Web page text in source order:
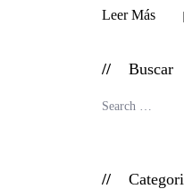
Leer Más
Buscar